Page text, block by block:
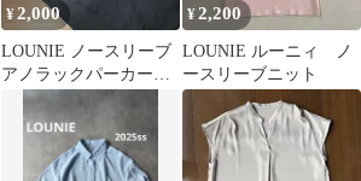
¥2,000
LOUNIE ノースリーブ
アノラックパーカー
¥2,200
LOUNIE ルーニィ ノ
ースリーブニット